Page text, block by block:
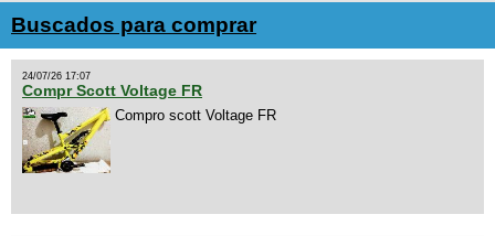
Buscados para comprar
24/07/26 17:07
Compr Scott Voltage FR
Compro scott Voltage FR